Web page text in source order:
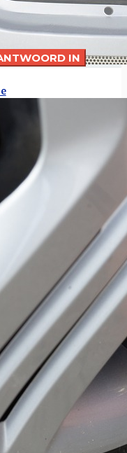
niet het Ad-Blue-
vullen, zo vermijdt...